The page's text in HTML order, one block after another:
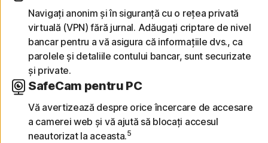
Navigați anonim și în siguranță cu o rețea privată
virtuală (VPN) fără jurnal. Adăugați criptare de nivel
bancar pentru a vă asigura că informațiile dvs., ca
parolele și detaliile contului bancar, sunt securizate
și private.
SafeCam pentru PC
Vă avertizează despre orice încercare de accesare
a camerei web și vă ajută să blocați accesul
neautorizat la aceasta.5